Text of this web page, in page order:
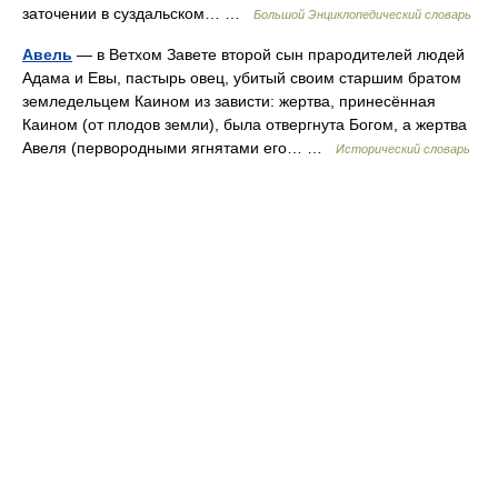
заточении в суздальском… …
Большой Энциклопедический словарь
Авель — в Ветхом Завете второй сын прародителей людей
Адама и Евы, пастырь овец, убитый своим старшим братом
земледельцем Каином из зависти: жертва, принесённая
Каином (от плодов земли), была отвергнута Богом, а жертва
Авеля (первородными ягнятами его… …
Исторический словарь